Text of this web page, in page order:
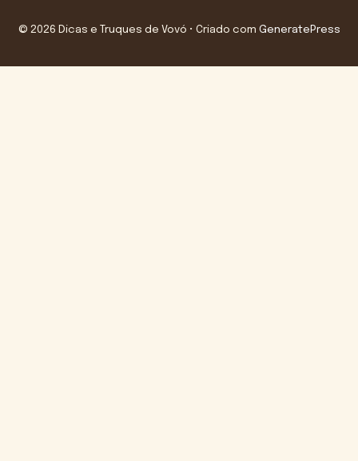
© 2026 Dicas e Truques de Vovó • Criado com GeneratePress